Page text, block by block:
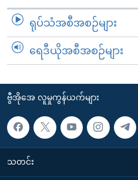
ရုပ်သံအစီအစဉ်များ
ရေဒီယိုအစီအစဉ်များ
ဗွီအိုအေ လူမှုကွန်ယက်များ
သတင်း